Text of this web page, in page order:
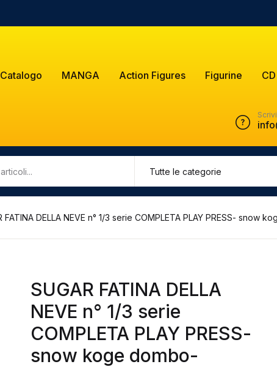
Catalogo MANGA Action Figures Figurine
FATINA DELLA NEVE n° 1/3 serie COMPLETA PLAY PRESS- snow
SUGAR FATINA DELLA
NEVE n° 1/3 serie
COMPLETA PLAY PRESS-
snow koge dombo-